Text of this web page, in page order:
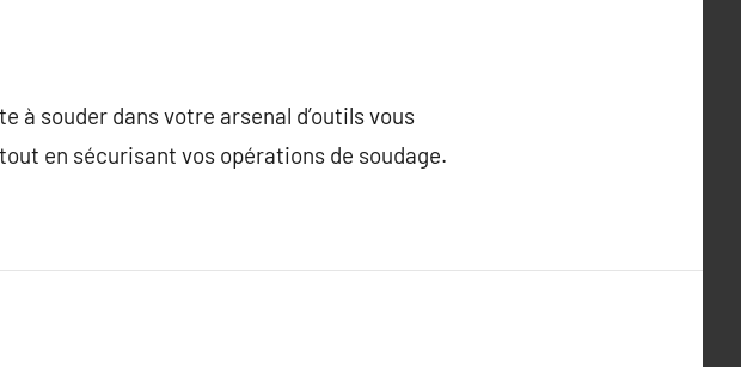
à souder dans votre arsenal d’outils vous
en sécurisant vos opérations de soudage.